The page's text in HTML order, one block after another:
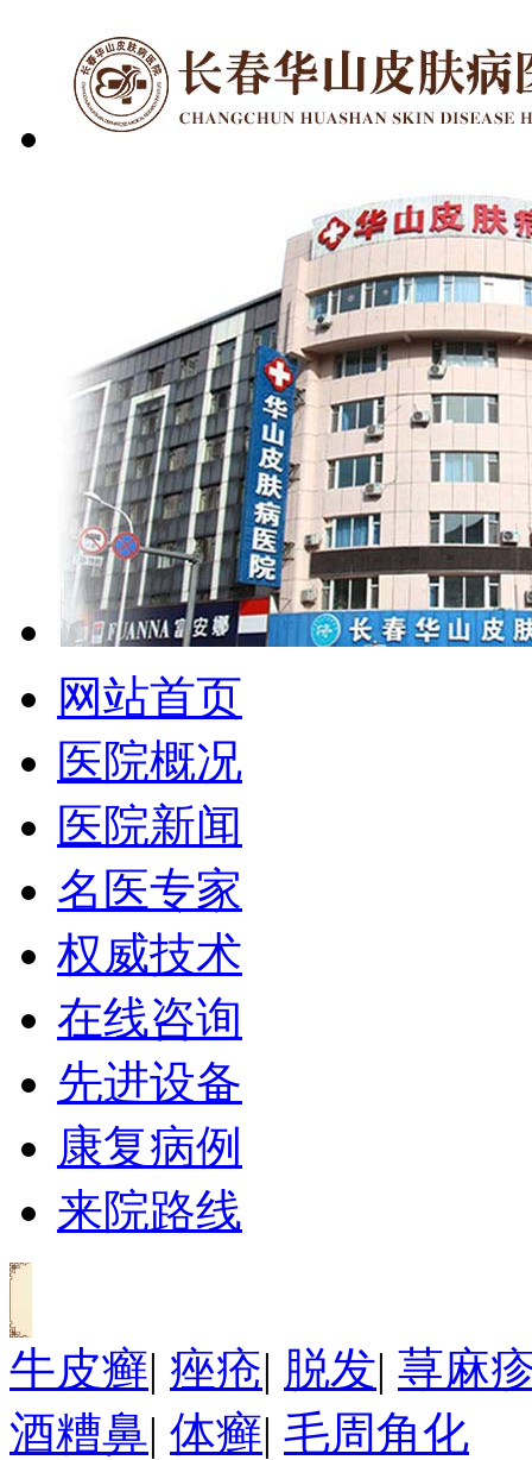
网站首页
医院概况
医院新闻
名医专家
权威技术
在线咨询
先进设备
康复病例
来院路线
牛皮癣| 痤疮| 脱发| 荨麻
酒糟鼻| 体癣| 毛周角化